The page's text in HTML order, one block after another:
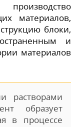
материалов,
блоки,
и
материалов
растворами
образует
в процессе